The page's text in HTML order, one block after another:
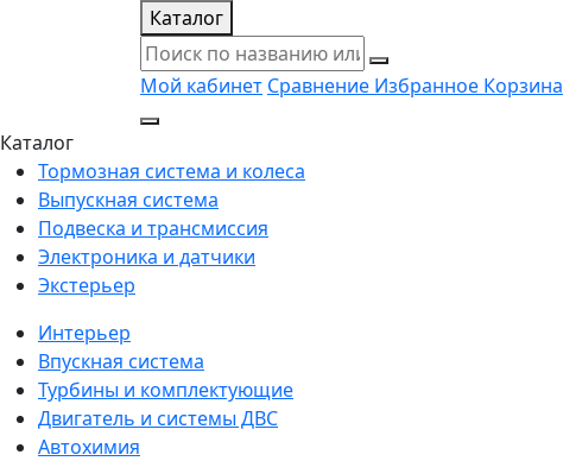
Каталог
Мой кабинет Сравнение Избранное Корзина
Каталог
Тормозная система и колеса
Выпускная система
Подвеска и трансмиссия
Электроника и датчики
Экстерьер
Интерьер
Впускная система
Турбины и комплектующие
Двигатель и системы ДВС
Автохимия